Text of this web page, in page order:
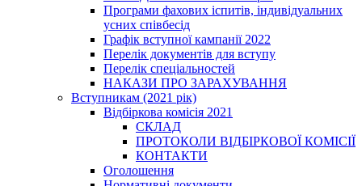
Програми фахових іспитів, індивідуальних
усних співбесід
Графік вступної кампанії 2022
Перелік документів для вступу
Перелік спеціальностей
НАКАЗИ ПРО ЗАРАХУВАННЯ
Вступникам (2021 рік)
Відбіркова комісія 2021
СКЛАД
ПРОТОКОЛИ ВІДБІРКОВОЇ КОМІСІЇ
КОНТАКТИ
Оголошення